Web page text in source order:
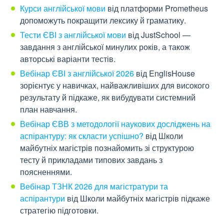
Курси англійської мови від платформи Prometheus
допоможуть покращити лексику й граматику.
Тести ЄВІ з англійської мови від JustSchool —
завдання з англійської минулих років, а також
авторські варіанти тестів.
Вебінар ЄВІ з англійської 2026 від EnglisHouse
зорієнтує у навичках, найважливіших для високого
результату й підкаже, як вибудувати системний
план навчання.
Вебінар ЄВВ з методології наукових досліджень на
аспірантуру: як скласти успішно? від Школи
майбутніх магістрів познайомить зі структурою
тесту й прикладами типових завдань з
поясненнями.
Вебінар ТЗНК 2026 для магістратури та
аспірантури від Школи майбутніх магістрів підкаже
стратегію підготовки.